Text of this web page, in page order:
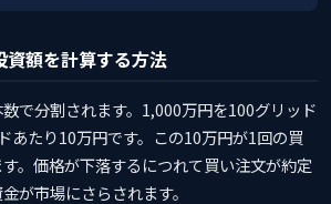
額を計算する方法
で分割されます。1,000万円を100グリッド
あたり10万円です。この10万円が1回の買
。価格が下落するにつれて買い注文が約定
が市場にさらされます。